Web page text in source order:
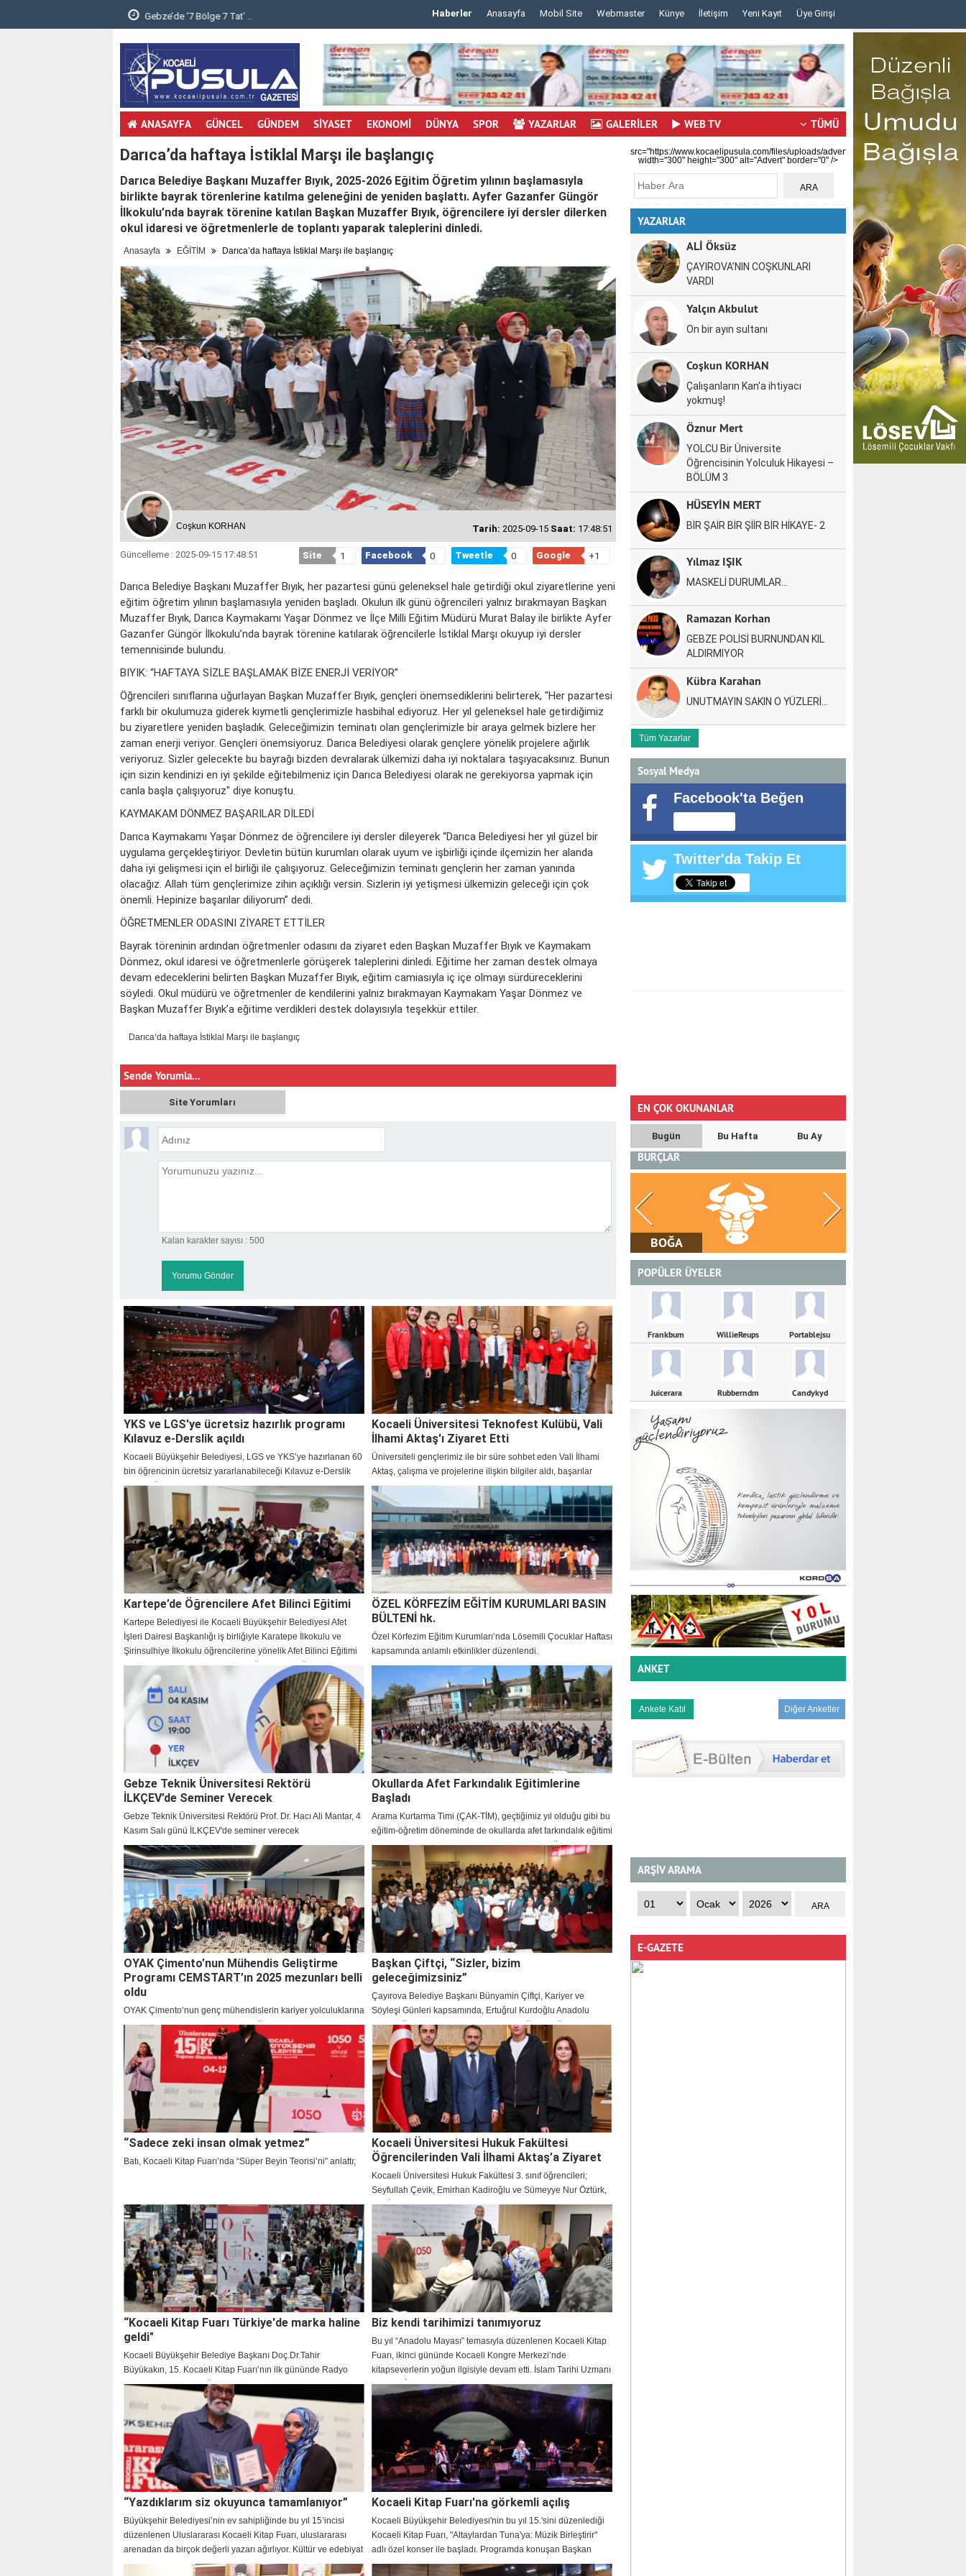
Dizi müzikleri senfonik yorumla Gebzelileri m.. Haberler Anasayfa Mobil Site Webmaster Künye İletişim Yeni Kayıt Üye Girişi
ANASAYFA GÜNCEL GÜNDEM SİYASET EKONOMİ DÜNYA SPOR YAZARLAR GALERİLER WEB TV TÜMÜ
Darıca’da haftaya İstiklal Marşı ile başlangıç
Darıca Belediye Başkanı Muzaffer Bıyık, 2025-2026 Eğitim Öğretim yılının başlamasıyla
birlikte bayrak törenlerine katılma geleneğini de yeniden başlattı. Ayfer Gazanfer Güngör
İlkokulu’nda bayrak törenine katılan Başkan Muzaffer Bıyık, öğrencilere iyi dersler dilerken
okul idaresi ve öğretmenlerle de toplantı yaparak taleplerini dinledi.
Anasayfa EĞİTİM Darıca’da haftaya İstiklal Marşı ile başlangıç
Coşkun KORHAN Tarih: 2025-09-15 Saat: 17:48:51
Güncelleme : 2025-09-15 17:48:51 Site 1 Facebook 0 Tweetle 0 Google +1
Darıca Belediye Başkanı Muzaffer Bıyık, her pazartesi günü geleneksel hale getirdiği okul ziyaretlerine yeni
eğitim öğretim yılının başlamasıyla yeniden başladı. Okulun ilk günü öğrencileri yalnız bırakmayan Başkan
Muzaffer Bıyık, Darıca Kaymakamı Yaşar Dönmez ve İlçe Milli Eğitim Müdürü Murat Balay ile birlikte Ayfer
Gazanfer Güngör İlkokulu’nda bayrak törenine katılarak öğrencilerle İstiklal Marşı okuyup iyi dersler
temennisinde bulundu.
BIYIK: “HAFTAYA SİZLE BAŞLAMAK BİZE ENERJİ VERİYOR”
Öğrencileri sınıflarına uğurlayan Başkan Muzaffer Bıyık, gençleri önemsediklerini belirterek, "Her pazartesi
farklı bir okulumuza giderek kıymetli gençlerimizle hasbihal ediyoruz. Her yıl geleneksel hale getirdiğimiz
bu ziyaretlere yeniden başladık. Geleceğimizin teminatı olan gençlerimizle bir araya gelmek bizlere her
zaman enerji veriyor. Gençleri önemsiyoruz. Darıca Belediyesi olarak gençlere yönelik projelere ağırlık
veriyoruz. Sizler gelecekte bu bayrağı bizden devralarak ülkemizi daha iyi noktalara taşıyacaksınız. Bunun
için sizin kendinizi en iyi şekilde eğitebilmeniz için Darıca Belediyesi olarak ne gerekiyorsa yapmak için
canla başla çalışıyoruz" diye konuştu.
KAYMAKAM DÖNMEZ BAŞARILAR DİLEDİ
Darıca Kaymakamı Yaşar Dönmez de öğrencilere iyi dersler dileyerek “Darıca Belediyesi her yıl güzel bir
uygulama gerçekleştiriyor. Devletin bütün kurumları olarak uyum ve işbirliği içinde ilçemizin her alanda
daha iyi gelişmesi için el birliği ile çalışıyoruz. Geleceğimizin teminatı gençlerin her zaman yanında
olacağız. Allah tüm gençlerimize zihin açıklığı versin. Sizlerin iyi yetişmesi ülkemizin geleceği için çok
önemli. Hepinize başarılar diliyorum” dedi.
ÖĞRETMENLER ODASINI ZİYARET ETTİLER
Bayrak töreninin ardından öğretmenler odasını da ziyaret eden Başkan Muzaffer Bıyık ve Kaymakam
Dönmez, okul idaresi ve öğretmenlerle görüşerek taleplerini dinledi. Eğitime her zaman destek olmaya
devam edeceklerini belirten Başkan Muzaffer Bıyık, eğitim camiasıyla iç içe olmayı sürdüreceklerini
söyledi. Okul müdürü ve öğretmenler de kendilerini yalnız bırakmayan Kaymakam Yaşar Dönmez ve
Başkan Muzaffer Bıyık’a eğitime verdikleri destek dolayısıyla teşekkür ettiler.
Darıca’da haftaya İstiklal Marşı ile başlangıç
Sende Yorumla...
Site Yorumları
Kalan karakter sayısı : 500
YKS ve LGS'ye ücretsiz hazırlık programı
Kılavuz e-Derslik açıldı
Kocaeli Büyükşehir Belediyesi, LGS ve YKS’ye hazırlanan 60
bin öğrencinin ücretsiz yararlanabileceği Kılavuz e-Derslik
Dijital Eğitim Platformu’nu kullanıma açtı. Başkan Tahir
Büyükakın, “Dijital eğitimde yeni bir dönem başlattık” ifadesini
kullandı.
Kocaeli Üniversitesi Teknofest Kulübü, Vali
İlhami Aktaş'ı Ziyaret Etti
Üniversiteli gençlerimiz ile bir süre sohbet eden Vali İlhami
Aktaş, çalışma ve projelerine ilişkin bilgiler aldı, başarılar
dileyerek güzel temennilerini iletti.
Kartepe’de Öğrencilere Afet Bilinci Eğitimi
Kartepe Belediyesi ile Kocaeli Büyükşehir Belediyesi Afet
İşleri Dairesi Başkanlığı iş birliğiyle Karatepe İlkokulu ve
Şirinsulhiye İlkokulu öğrencilerine yönelik Afet Bilinci Eğitimi
ve Tatbikatı gerçekleştirildi. Etkinliğin amacı, öğrencilerin
afetlere karşı farkındalıklarını artırmak ve doğru davranış
biçimlerini kazandırmak oldu.
ÖZEL KÖRFEZİM EĞİTİM KURUMLARI BASIN
BÜLTENİ hk.
Özel Körfezim Eğitim Kurumları’nda Lösemili Çocuklar Haftası
kapsamında anlamlı etkinlikler düzenlendi.
Gebze Teknik Üniversitesi Rektörü
İLKÇEV’de Seminer Verecek
Gebze Teknik Üniversitesi Rektörü Prof. Dr. Hacı Ali Mantar, 4
Kasım Salı günü İLKÇEV'de seminer verecek
Okullarda Afet Farkındalık Eğitimlerine
Başladı
Arama Kurtarma Timi (ÇAK-TİM), geçtiğimiz yıl olduğu gibi bu
eğitim-öğretim döneminde de okullarda afet farkındalık eğitimi
gerçekleştirmeye devam ediyor. Yeni yılda ilk eğitim, Hasan
Tahsin Ortaokulu’nda gerçekleştirildi.
OYAK Çimento’nun Mühendis Geliştirme
Programı CEMSTART’ın 2025 mezunları belli
oldu
OYAK Çimento’nun genç mühendislerin kariyer yolculuklarına
güçlü bir başlangıç yapmalarını sağlamak amacıyla hayata
geçirdiği “CEMSTART Mühendis Geliştirme Programı” üçüncü
dönemini başarıyla tamamladı. Toplam 5,5 ay süren kapsamlı
programa katılan 17 genç yetenek, Ekim 2025 itibarıyla tam
zamanlı olarak OYAK Çimento ailesine katıldı. CEMSTART,
yüksek işe alım ve bağlılık oranıyla sektördeki en etkili
yetenek programlarından biri olduğunu kanıtladı.
Başkan Çiftçi, “Sizler, bizim
geleceğimizsiniz”
Çayırova Belediye Başkanı Bünyamin Çiftçi, Kariyer ve
Söyleşi Günleri kapsamında, Ertuğrul Kurdoğlu Anadolu
Lisesi öğrencileriyle bir araya geldi. ‘Değerler Eğitimi’ konulu
söyleşide gençlere hitap eden Başkan Çiftçi, “Sizler bizim
geleceğimizsiniz” dedi.
“Sadece zeki insan olmak yetmez”
Batı, Kocaeli Kitap Fuarı’nda “Süper Beyin Teorisi’ni” anlattı;
Kocaeli Üniversitesi Hukuk Fakültesi
Öğrencilerinden Vali İlhami Aktaş’a Ziyaret
Kocaeli Üniversitesi Hukuk Fakültesi 3. sınıf öğrencileri;
Seyfullah Çevik, Emirhan Kadiroğlu ve Sümeyye Nur Öztürk,
Vali İlhami Aktaş’ı ziyaret ettiler.
“Kocaeli Kitap Fuarı Türkiye'de marka haline
geldi"
Kocaeli Büyükşehir Belediye Başkanı Doç.Dr.Tahir
Büyükakın, 15. Kocaeli Kitap Fuarı’nın ilk gününde Radyo
D’ye canlı yayın konuğu oldu. Başkan Büyükakın, 15 yıldır
kesintisiz şekilde süren fuarın artık bir kültür markası haline
geldiğini vurguladı.
Biz kendi tarihimizi tanımıyoruz
Bu yıl “Anadolu Mayası” temasıyla düzenlenen Kocaeli Kitap
Fuarı, ikinci gününde Kocaeli Kongre Merkezi’nde
kitapseverlerin yoğun ilgisiyle devam etti. İslam Tarihi Uzmanı
Prof. Dr. İhsan Süreyya Sırma ve Yazar Tarık Tufan, Selim Sırrı
Paşa Salonu’nda katılımcılara hitap etti. Sırma, “Maalesef bu
millet kendi tarihini öğrenmek istemiyor” dedi.
“Yazdıklarım siz okuyunca tamamlanıyor”
Büyükşehir Belediyesi’nin ev sahipliğinde bu yıl 15’incisi
düzenlenen Uluslararası Kocaeli Kitap Fuarı, uluslararası
arenadan da birçok değerli yazarı ağırlıyor. Kültür ve edebiyat
dünyasının buluşma noktası olan Kitap Fuarı’nın yabancı
Kocaeli Kitap Fuarı'na görkemli açılış
Kocaeli Büyükşehir Belediyesi'nin bu yıl 15.'sini düzenlediği
Kocaeli Kitap Fuarı, "Altaylardan Tuna'ya: Müzik Birleştirir"
adlı özel konser ile başladı. Programda konuşan Başkan
Büyükakın, Anadolu mayasının bizi biz yapan en önemli
src="https://www.kocaelipusula.com/files/uploads/advert/c59b0ea80a.jpg"
width="300" height="300" alt="Advert" border="0" />
YAZARLAR
ALİ Öksüz
ÇAYIROVA’NIN COŞKUNLARI
VARDI
Yalçın Akbulut
On bir ayın sultanı
Coşkun KORHAN
Çalışanların Kan'a ihtiyacı
yokmuş!
Öznur Mert
YOLCU Bir Üniversite
Öğrencisinin Yolculuk Hikayesi –
BÖLÜM 3
HÜSEYİN MERT
BİR ŞAİR BİR ŞİİR BİR HİKAYE- 2
Yılmaz IŞIK
MASKELİ DURUMLAR…
Ramazan Korhan
GEBZE POLİSİ BURNUNDAN KIL
ALDIRMIYOR
Kübra Karahan
UNUTMAYIN SAKIN O YÜZLERİ…
Tüm Yazarlar
Sosyal Medya
Facebook'ta Beğen
Twitter'da Takip Et
EN ÇOK OKUNANLAR
Bugün Bu Hafta Bu Ay
BURÇLAR
BOĞA
POPÜLER ÜYELER
Frankbum WillieReups Portablejsu
Juicerara Rubberndm Candykyd
ANKET
Diğer Anketler
ARŞİV ARAMA
E-GAZETE